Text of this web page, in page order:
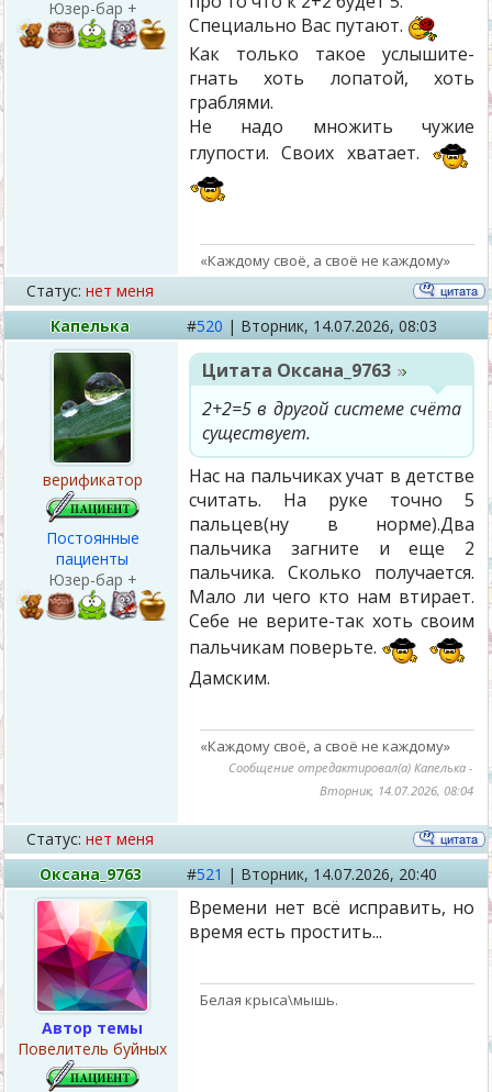
Юзер-бар +
Специально Вас путают.
Как только такое услышите-
гнать хоть лопатой, хоть
граблями.
Не надо множить чужие
глупости. Своих хватает.
«Каждому своё, а своё не каждому»
Статус: нет меня
Капелька
#520 | Вторник, 14.07.2026, 08:03
верификатор
Постоянные
пациенты
Юзер-бар +
Цитата Оксана_9763
2+2=5 в другой системе счёта
существует.
Нас на пальчиках учат в детстве
считать. На руке точно 5
пальцев(ну в норме).Два
пальчика загните и еще 2
пальчика. Сколько получается.
Мало ли чего кто нам втирает.
Себе не верите-так хоть своим
пальчикам поверьте.
Дамским.
«Каждому своё, а своё не каждому»
Сообщение отредактировал(а) Капелька -
Вторник, 14.07.2026, 08:04
Статус: нет меня
Оксана_9763
#521 | Вторник, 14.07.2026, 20:40
Автор темы
Повелитель буйных
Времени нет всё исправить, но
время есть простить...
Белая крыса\мышь.